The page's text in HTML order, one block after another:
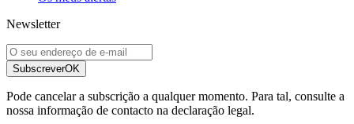
Newsletter
SubscreverOK
Pode cancelar a subscrição a qualquer momento. Para tal, consulte a
nossa informação de contacto na declaração legal.